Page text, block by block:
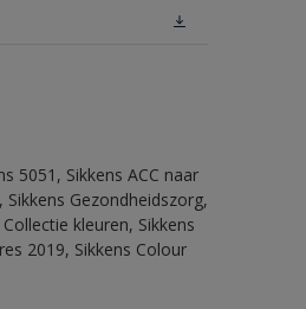
5051, Sikkens ACC naar
Sikkens Gezondheidszorg,
kleuren, Sikkens
2019, Sikkens Colour